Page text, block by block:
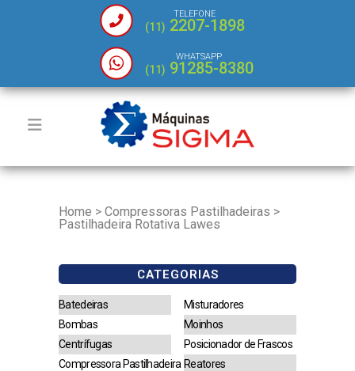
TELEFONE
(11) 2207-1898
WHATSAPP
(11) 91285-8380
Home > Compressoras Pastilhadeiras >
Pastilhadeira Rotativa Lawes
CATEGORIAS
Batedeiras
Bombas
Centrífugas
Compressora Pastilhadeira
Misturadores
Moinhos
Posicionador de Frascos
Reatores